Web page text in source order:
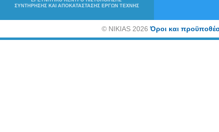
©NIKIAS 2026Όροι και